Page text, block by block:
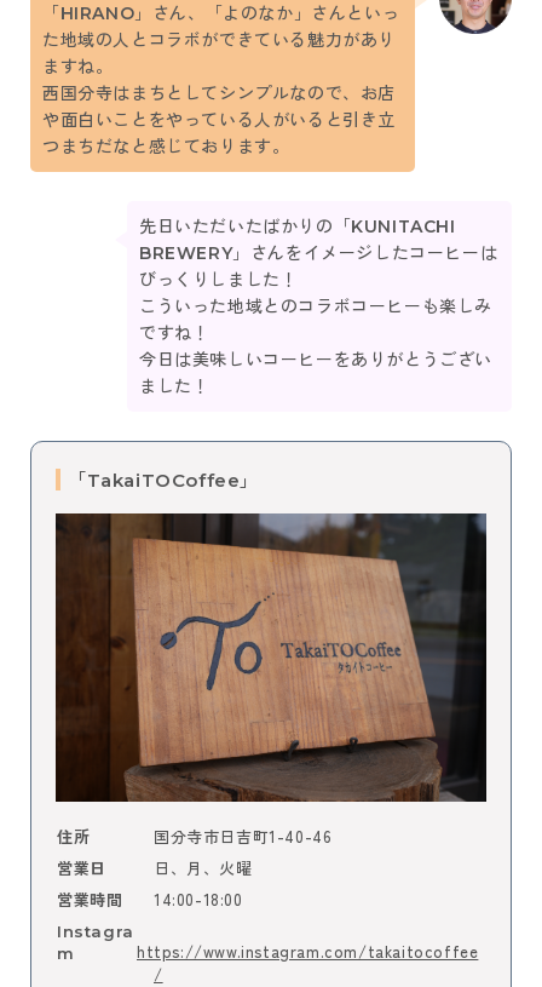
「HIRANO」さん、「よのなか」さんといっ
た地域の人とコラボができている魅力があり
ますね。
西国分寺はまちとしてシンプルなので、お店
や面白いことをやっている人がいると引き立
つまちだなと感じております。
先日いただいたばかりの「KUNITACHI
BREWERY」さんをイメージしたコーヒーは
びっくりしました！
こういった地域とのコラボコーヒーも楽しみ
ですね！
今日は美味しいコーヒーをありがとうござい
ました！
「TakaiTOCoffee」
住所 国分寺市日吉町1-40-46
営業日 日、月、火曜
営業時間 14:00-18:00
Instagra
m
https://www.instagram.com/takaitocoffee
/